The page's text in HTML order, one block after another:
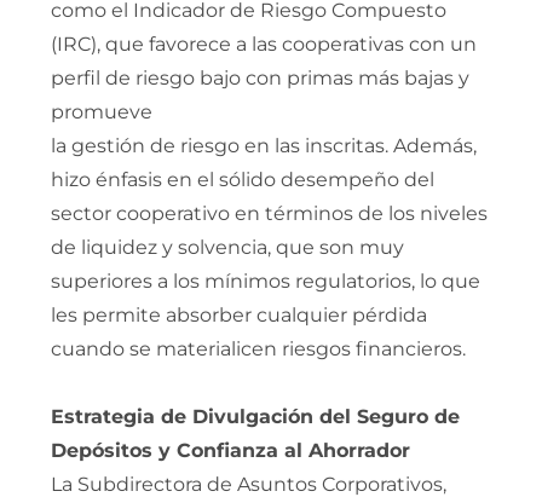
como el Indicador de Riesgo Compuesto
(IRC), que favorece a las cooperativas con un
perfil de riesgo bajo con primas más bajas y
promueve
la gestión de riesgo en las inscritas. Además,
hizo énfasis en el sólido desempeño del
sector cooperativo en términos de los niveles
de liquidez y solvencia, que son muy
superiores a los mínimos regulatorios, lo que
les permite absorber cualquier pérdida
cuando se materialicen riesgos financieros.
Estrategia de Divulgación del Seguro de
Depósitos y Confianza al Ahorrador
La Subdirectora de Asuntos Corporativos,